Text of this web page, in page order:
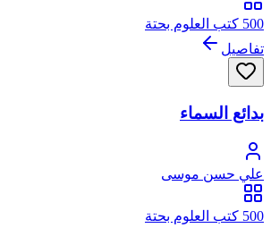
500 كتب العلوم بحتة
تفاصيل
بدائع السماء
علي حسن موسى
500 كتب العلوم بحتة